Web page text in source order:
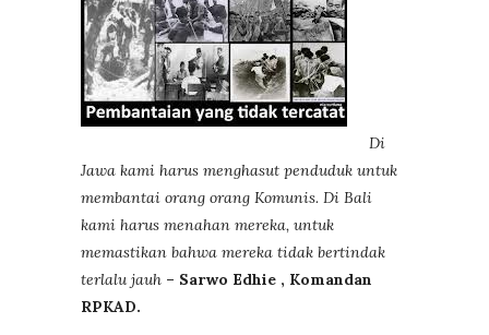
Di
Jawa kami harus menghasut penduduk untuk
membantai orang orang Komunis. Di Bali
kami harus menahan mereka, untuk
memastikan bahwa mereka tidak bertindak
terlalu jauh – Sarwo Edhie , Komandan
RPKAD.